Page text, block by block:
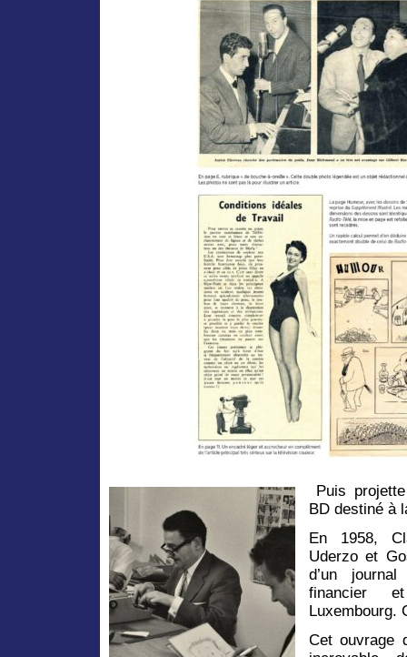
Puis
BD destiné à
En 1958,
Uderzo et
d’un
financier
Luxembourg.
Cet ouvrage